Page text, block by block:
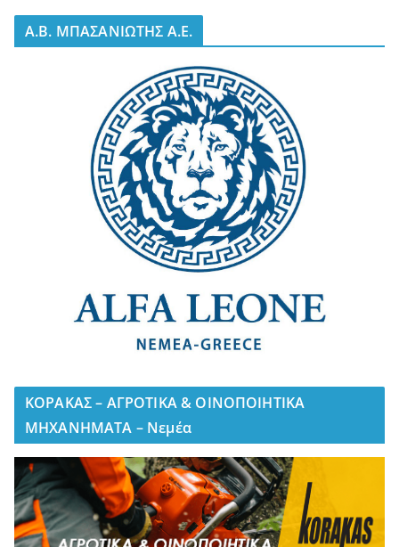
A.B. ΜΠΑΣΑΝΙΩΤΗΣ Α.Ε.
ΚΟΡΑΚΑΣ – ΑΓΡΟΤΙΚΑ & ΟΙΝΟΠΟΙΗΤΙΚΑ
ΜΗΧΑΝΗΜΑΤΑ – Νεμέα